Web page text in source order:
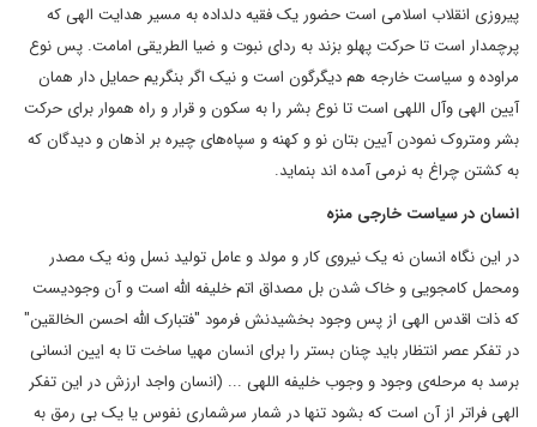
پیروزی انقلاب اسلامی است حضور یک فقیه دلداده به مسیر هدایت الهی که
پرچمدار است تا حرکت پهلو بزند به ردای نبوت و ضیا الطریقی امامت. پس نوع
مراوده و سیاست خارجه هم دیگرگون است و نیک اگر بنگریم حمایل دار همان
آیین الهی وآل اللهی است تا نوع بشر را به سکون و قرار و راه هموار برای حرکت
بشر ومتروک نمودن آیین بتان نو و کهنه و سپاه‌های چیره بر اذهان و دیدگان که
به کشتن چراغ به نرمی آمده اند بنماید.
انسان در سیاست خارجی منزه
در این نگاه انسان نه یک نیروی کار و مولد و عامل تولید نسل ونه یک مصدر
ومحمل کامجویی و خاک شدن بل مصداق اتم خلیفه الله است و آن وجودیست
که ذات اقدس الهی از پس وجود بخشیدنش فرمود "فتبارک الله احسن الخالقین"
در تفکر عصر انتظار باید چنان بستر را برای انسان مهیا ساخت تا به ایین انسانی
برسد به مرحله‌ی وجود و وجوب خلیفه اللهی ... (انسان واجد ارزش در این تفکر
الهی فراتر از آن است که بشود تنها در شمار سرشماری نفوس یا یک بی رمق به